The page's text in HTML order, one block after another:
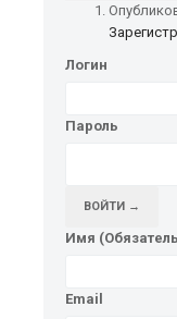
Логин
Пароль
ВОЙТИ →
Имя
Email